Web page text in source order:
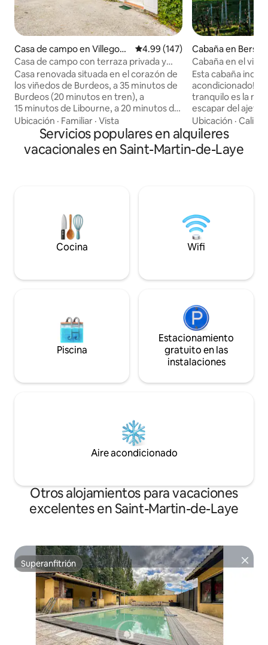
Casa de campo en Villegoug
e
Calificación promedio: 4.99 de
4.99 (147)
Casa de campo con terraza privada y
jardín. Tranquilo
Casa renovada situada en el corazón de
los viñedos de Burdeos, a 35 minutos de
Burdeos (20 minutos en tren), a
15 minutos de Libourne, a 20 minutos de
Saint-Émilion y a aproximadamente
1 hora y 20 minutos de las playas (Duna
de Pilat, Arcachon). Capacidad para
dormir para 4 personas, sala de estar
tumbonas para disfrutar de las
hermosas tardes. Estación a 15 minutos.
Ubicación · Familiar · Vista
Cabaña en Berson
Cabaña en el
acondicionado
Esta cabaña
acondicionado!)
tranquilo es la
escapar del
cotidiana.
escapada privada
está flanqueada
olivos jóvenes al
Argile, Calcaire y
Ubicación ·
Servicios populares en alquileres
vacacionales en Saint-Martin-de-Laye
Cocina Wifi
Piscina
Estacionamiento
gratuito en las
instalaciones
Aire acondicionado
Otros alojamientos para vacaciones
excelentes en Saint-Martin-de-Laye
Superanfitrión
Superanfitrión